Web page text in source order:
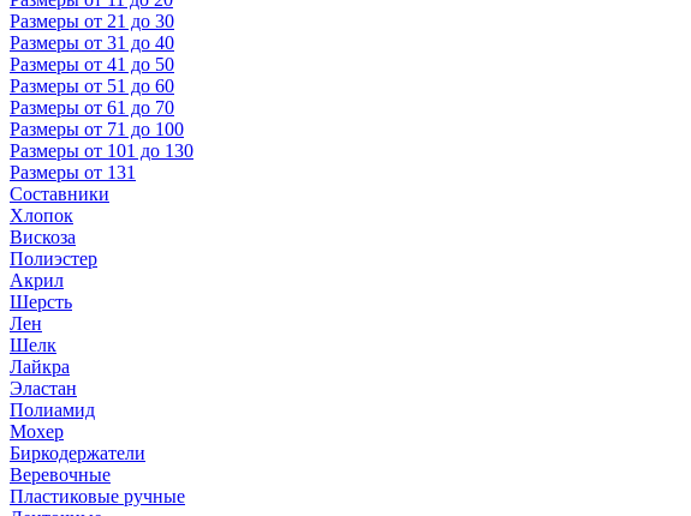
Размеры от 21 до 30
Размеры от 31 до 40
Размеры от 41 до 50
Размеры от 51 до 60
Размеры от 61 до 70
Размеры от 71 до 100
Размеры от 101 до 130
Размеры от 131
Составники
Хлопок
Вискоза
Полиэстер
Акрил
Шерсть
Лен
Шелк
Лайкра
Эластан
Полиамид
Мохер
Биркодержатели
Веревочные
Пластиковые ручные